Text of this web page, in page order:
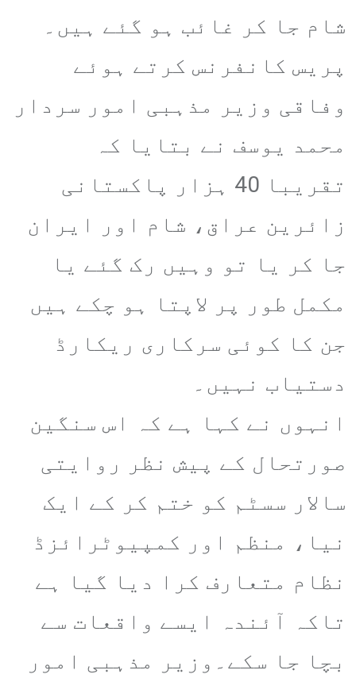
شام جا کر غائب ہو گئے ہیں۔
پریس کانفرنس کرتے ہوئے
وفاقی وزیر مذہبی امور سردار
محمد یوسف نے بتایا کہ
تقریبا 40 ہزار پاکستانی
زائرین عراق، شام اور ایران
جا کر یا تو وہیں رک گئے یا
مکمل طور پر لاپتا ہو چکے ہیں
جن کا کوئی سرکاری ریکارڈ
دستیاب نہیں۔
انہوں نے کہا ہے کہ اس سنگین
صورتحال کے پیش نظر روایتی
سالار سسٹم کو ختم کر کے ایک
نیا، منظم اور کمپیوٹرائزڈ
نظام متعارف کرا دیا گیا ہے
تاکہ آئندہ ایسے واقعات سے
بچا جا سکے۔وزیر مذہبی امور